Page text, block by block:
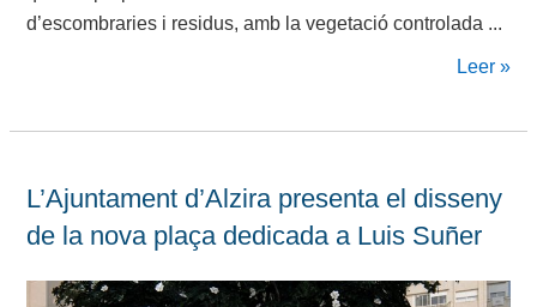
d’escombraries i residus, amb la vegetació controlada ...
Leer »
L’Ajuntament d’Alzira presenta el disseny
de la nova plaça dedicada a Luis Suñer